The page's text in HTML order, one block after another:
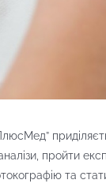
пройти
та